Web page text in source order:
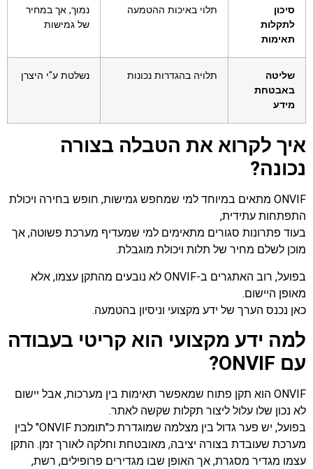
סיכון
לתקלות
תאימות
תלוי באיכות ההטמעה
נמוך, אך במחיר
של גמישות
שליטה
באבטחת
מידע
תלויה בהגדרות נכונות נשלטת ע"י היצרן
איך לקרוא את הטבלה בצורה
נכונה?
ONVIF מתאים במיוחד למי שמחפש גמישות, חופש בחירה ויכולת
התפתחות עתידית,
בעוד פתרונות סגורים מתאימים למי שמעדיף מערכת פשוטה, אך
מוכן לשלם מחיר של תלות ויכולת מוגבלת.
בפועל, רוב האתגרים ב-ONVIF לא נובעים מהתקן עצמו, אלא
מאופן היישום.
כאן נכנס הערך של ידע מקצועי וניסיון בהטמעה.
למה ידע מקצועי הוא קריטי בעבודה
עם ONVIF?
ONVIF הוא תקן פתוח שמאפשר תאימות בין מערכות, אבל יישום
לא נכון שלו עלול ליצור תקלות שקשה לאתר.
בפועל, יש פער גדול בין מצלמה שמוגדרת כ"תומכת ONVIF" לבין
מערכת שעובדת בצורה יציבה, מאובטחת וחלקה לאורך זמן. התקן
עצמו מגדיר מסגרת, אך האופן שבו מגדירים פרופילים, רשת,